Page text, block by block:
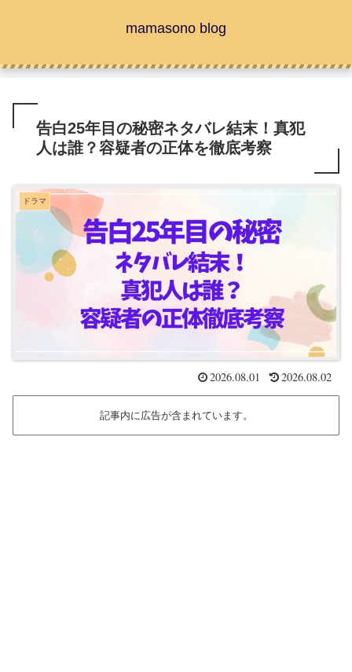
mamasono blog
告白25年目の秘密ネタバレ結末！真犯
人は誰？容疑者の正体を徹底考察
ドラマ
2026.08.01 2026.08.02
記事内に広告が含まれています。